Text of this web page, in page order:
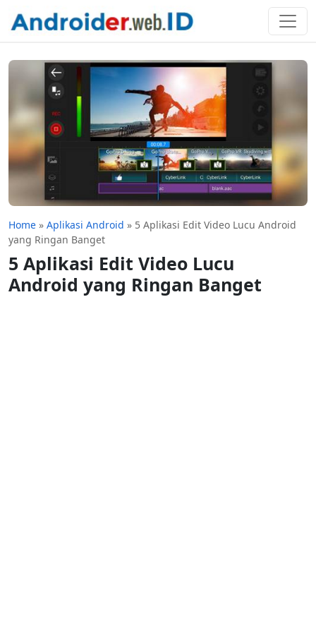
Home » Aplikasi Android » 5 Aplikasi Edit Video Lucu Android
yang Ringan Banget
5 Aplikasi Edit Video Lucu
Android yang Ringan Banget